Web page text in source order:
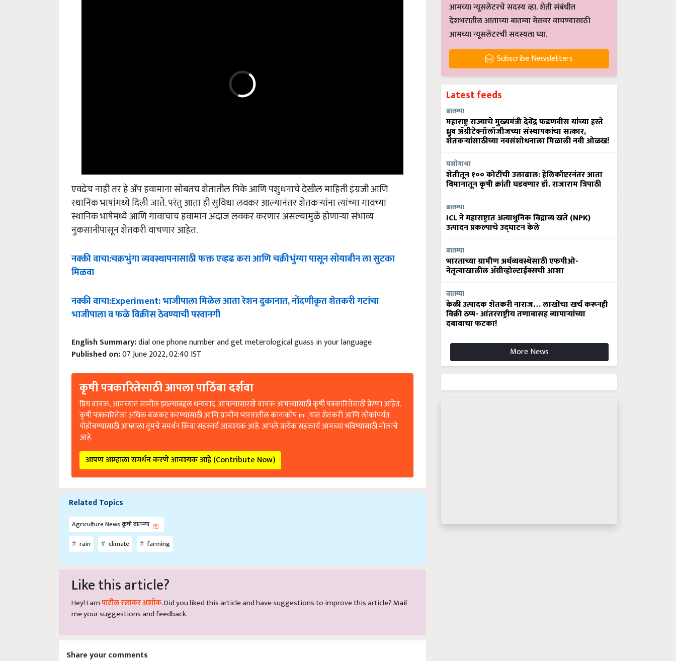
एवढेच नाही तर हे अँप हवामाना सोबतच शेतातील पिके आणि पशुधनाचे देखील माहिती इंग्रजी आणि
स्थानिक भाषांमध्ये दिली जाते. परंतु आता ही सुविधा लवकर आल्यानंतर शेतकऱ्यांना त्यांच्या गावच्या
स्थानिक भाषेमध्ये आणि गावाचाच हवामान अंदाज लवकर करणार असल्यामुळे होणाऱ्या संभाव्य
नुकसानीपासून शेतकरी वाचणार आहेत.
नक्कीवाचा:चक्रभुंगाव्यवस्थापनासाठीफक्तएव्हढकराआणिचक्रीभुंग्यापासूनसोयाबीनलासुटका
मिळवा
नक्कीवाचा:Experiment:भाजीपालामिळेलआतारेशनदुकानात नोंदणीकृतशेतकरीगटांचा
भाजीपालावफळेविक्रीसठेवण्याचीपरवानगी
English Summary: dial one phone number and get meterological guass in your language
Published on:07 June 2022, 02:40 IST
कृषी पत्रकारितेसाठी आपला पाठिंबा दर्शवा
प्रिय वाचक, आमच्यात सामील झाल्याबद्दल धन्यवाद. आपल्यासारखे वाचक आमच्यासाठी कृषी पत्रकारितेसाठी प्रेरणा आहेत.
कृषी पत्रकारितेला अधिक बळकट करण्यासाठी आणि ग्रामीण भारतातील कानाकोप in्यात शेतकरी आणि लोकांपर्यंत
पोहोचण्यासाठी आम्हाला तुमचे समर्थन किंवा सहकार्य आवश्यक आहे. आपले प्रत्येक सहकार्य आमच्या भविष्यासाठी मोलाचे
आहे.
आपण आम्हाला समर्थन करणे आवश्यक आहे (Contribute Now)
Related Topics
Agriculture News कृषी बातम्या
rain
climate farming
Like this article?
Hey! I am पाटील रत्नाकर अशोक . Did you liked this article and have suggestions to improve this article? Mail
me your suggestions and feedback.
Share your comments
आमच्या न्यूसलेटरचे सदस्य व्हा. शेती संबंधीत
देशभरातील आताच्या बातम्या मेलवर वाचण्यासाठी
आमच्या न्यूसलेटरची सदस्यता घ्या.
Subscribe Newsletters
Latest feeds
बातम्या
महाराष्ट्र राज्याचे मुख्यमंत्री देवेंद्र फडणवीस यांच्या हस्ते
ध्रुव ॲग्रीटेक्नॉलॉजीजच्या संस्थापकांचा सत्कार,
शेतकऱ्यांसाठीच्या नवसंशोधनाला मिळाली नवी ओळख!
यशोगाथा
शेतीतून १०० कोटींची उलाढाल: हेलिकॉप्टरनंतर आता
विमानातून कृषी क्रांती घडवणार डॉ. राजाराम त्रिपाठी
बातम्या
ICL ने महाराष्ट्रात अत्याधुनिक विद्राव्य खते (NPK)
उत्पादन प्रकल्पाचे उद्घाटन केले
बातम्या
भारताच्या ग्रामीण अर्थव्यवस्थेसाठी एफपीओ-
नेतृत्वाखालील अ‍ॅग्रीव्होल्टाईक्सची आशा
बातम्या
केळी उत्पादक शेतकरी नाराज… लाखोंचा खर्च करूनही
विक्री ठप्प- आंतरराष्ट्रीय तणावासह व्यापाऱ्यांच्या
दबावाचा फटका!
More News